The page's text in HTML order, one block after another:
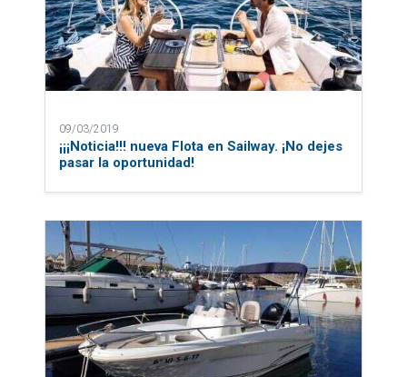
09/03/2019
¡¡¡Noticia!!! nueva Flota en Sailway. ¡No dejes
pasar la oportunidad!